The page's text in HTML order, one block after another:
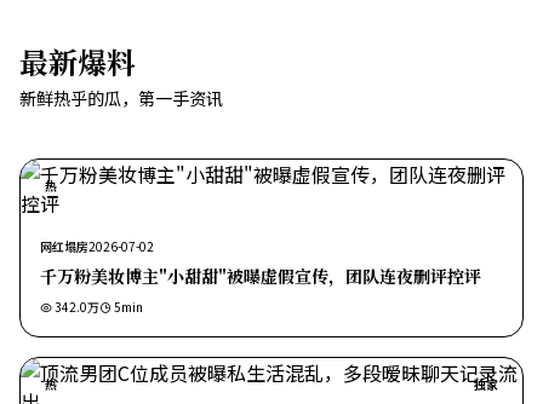
最新爆料
新鲜热乎的瓜，第一手资讯
热
网红塌房2026-07-02
千万粉美妆博主"小甜甜"被曝虚假宣传，团队连夜删评控评
342.0万 5min
热 独家